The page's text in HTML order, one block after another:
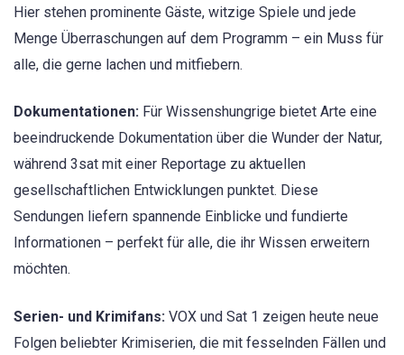
Hier stehen prominente Gäste, witzige Spiele und jede
Menge Überraschungen auf dem Programm – ein Muss für
alle, die gerne lachen und mitfiebern.
Dokumentationen: Für Wissenshungrige bietet Arte eine
beeindruckende Dokumentation über die Wunder der Natur,
während 3sat mit einer Reportage zu aktuellen
gesellschaftlichen Entwicklungen punktet. Diese
Sendungen liefern spannende Einblicke und fundierte
Informationen – perfekt für alle, die ihr Wissen erweitern
möchten.
Serien- und Krimifans: VOX und Sat 1 zeigen heute neue
Folgen beliebter Krimiserien, die mit fesselnden Fällen und